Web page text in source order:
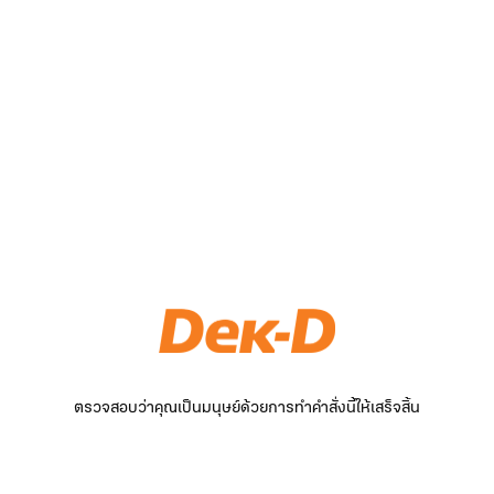
ตรวจสอบว่าคุณเป็นมนุษย์ด้วยการทำคำสั่งนี้ให้เสร็จสิ้น